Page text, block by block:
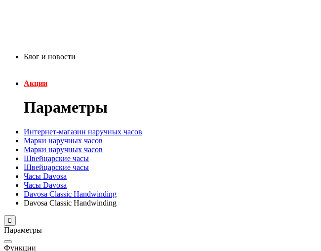
Блог и новости
Акции
Параметры
Интернет-магазин наручных часов
Марки наручных часов
Марки наручных часов
Швейцарские часы
Швейцарские часы
Часы Davosa
Часы Davosa
Davosa Classic Handwinding
Davosa Classic Handwinding
Параметры
Функции